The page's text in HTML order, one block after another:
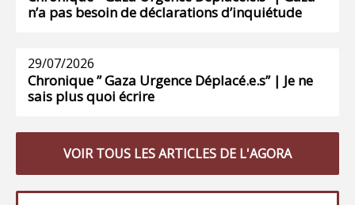
n’a pas besoin de déclarations d’inquiétude
29/07/2026
Chronique ” Gaza Urgence Déplacé.e.s” | Je ne
sais plus quoi écrire
VOIR TOUS LES ARTICLES DE L'AGORA